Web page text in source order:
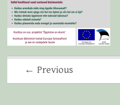
← Previous